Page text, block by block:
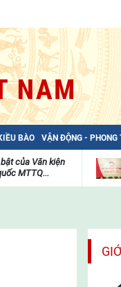
BÀO VẬN ĐỘNG - PHONG
của Văn kiện
MTTQ...
mặt
trận